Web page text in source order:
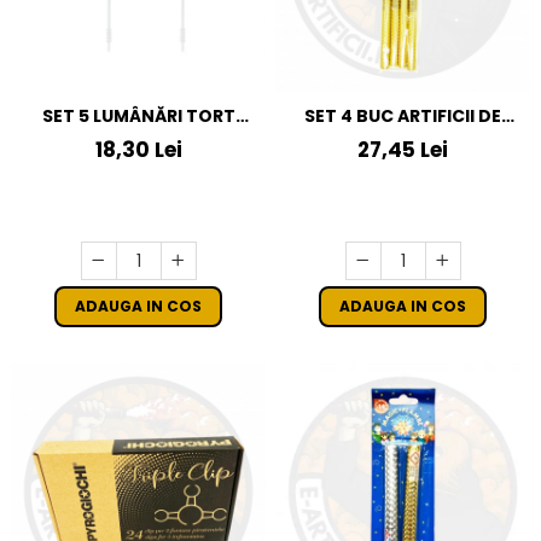
SET 5 LUMÂNĂRI TORT
FLAMINGO, 3CM
18,30 Lei
ADAUGA IN COS
SET 4 BUC ARTIFICII DE
TORT 30 CM
27,45 Lei
ADAUGA IN COS